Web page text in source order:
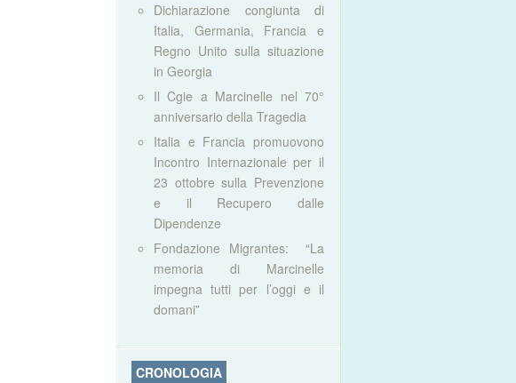
Dichiarazione congiunta di
Italia, Germania, Francia e
Regno Unito sulla situazione
in Georgia
Il Cgie a Marcinelle nel 70°
anniversario della Tragedia
Italia e Francia promuovono
Incontro Internazionale per il
23 ottobre sulla Prevenzione
e il Recupero dalle
Dipendenze
Fondazione Migrantes: “La
memoria di Marcinelle
impegna tutti per l’oggi e il
domani”
CRONOLOGIA